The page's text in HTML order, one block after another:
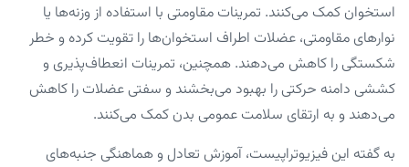
استخوان کمک می‌کنند. تمرینات مقاومتی با استفاده از وزنه‌ها یا
نوارهای مقاومتی، عضلات اطراف استخوان‌ها را تقویت کرده و خطر
شکستگی را کاهش می‌دهند. همچنین، تمرینات انعطاف‌پذیری و
کششی دامنه حرکتی را بهبود می‌بخشند و سفتی عضلات را کاهش
می‌دهند و به ارتقای سلامت عمومی بدن کمک می‌کنند.
به گفته این فیزیوتراپیست، آموزش تعادل و هماهنگی جنبه‌های